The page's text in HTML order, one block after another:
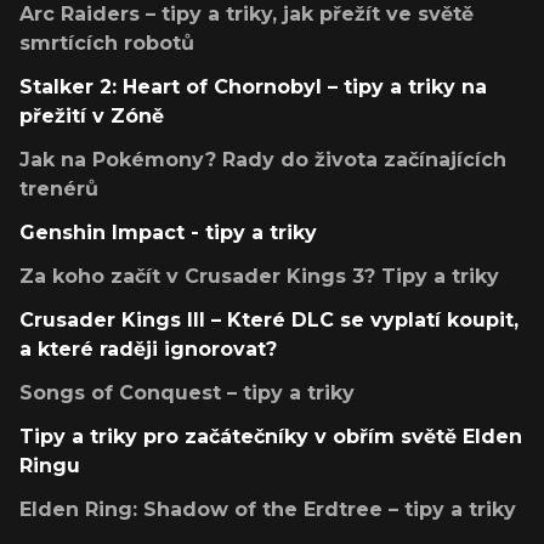
Arc Raiders – tipy a triky, jak přežít ve světě
smrtících robotů
Stalker 2: Heart of Chornobyl – tipy a triky na
přežití v Zóně
Jak na Pokémony? Rady do života začínajících
trenérů
Genshin Impact - tipy a triky
Za koho začít v Crusader Kings 3? Tipy a triky
Crusader Kings III – Které DLC se vyplatí koupit,
a které raději ignorovat?
Songs of Conquest – tipy a triky
Tipy a triky pro začátečníky v obřím světě Elden
Ringu
Elden Ring: Shadow of the Erdtree – tipy a triky